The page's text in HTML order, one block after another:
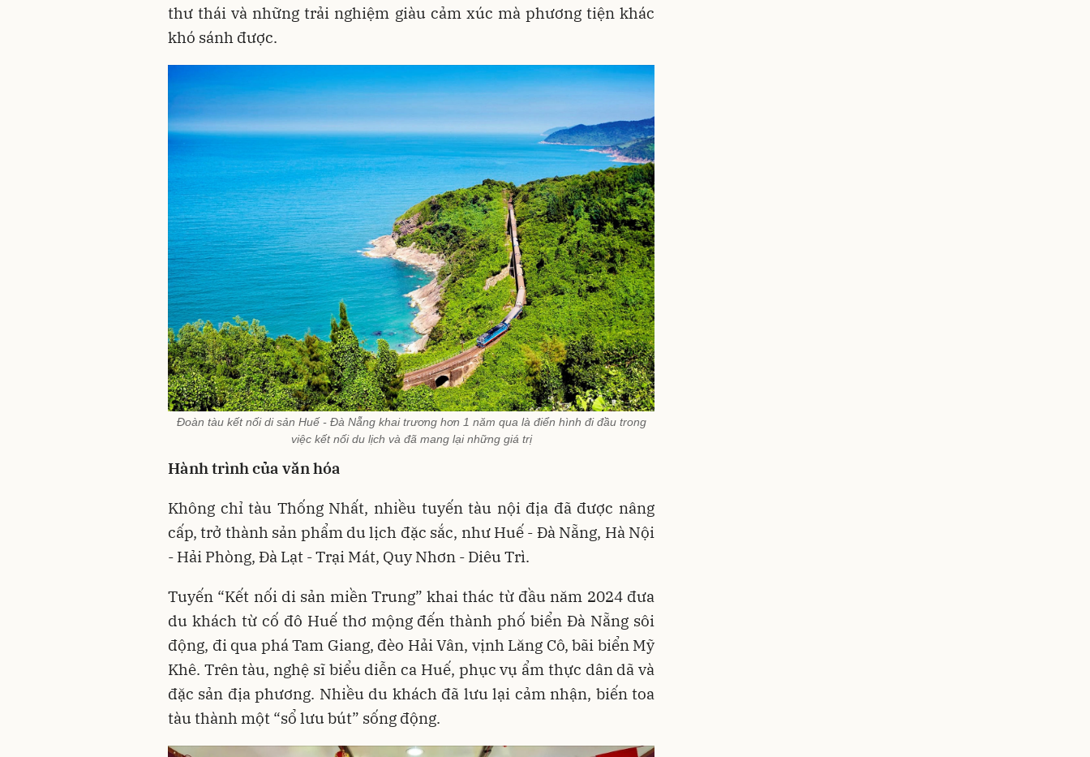
thư thái và những trải nghiệm giàu cảm xúc mà phương tiện khác
khó sánh được.
Đoàn tàu kết nối di sản Huế - Đà Nẵng khai trương hơn 1 năm qua là điển hình đi đầu trong
việc kết nối du lịch và đã mang lại những giá trị
Hành trình của văn hóa
Không chỉ tàu Thống Nhất, nhiều tuyến tàu nội địa đã được nâng
cấp, trở thành sản phẩm du lịch đặc sắc, như Huế - Đà Nẵng, Hà Nội
- Hải Phòng, Đà Lạt - Trại Mát, Quy Nhơn - Diêu Trì.
Tuyến “Kết nối di sản miền Trung” khai thác từ đầu năm 2024 đưa
du khách từ cố đô Huế thơ mộng đến thành phố biển Đà Nẵng sôi
động, đi qua phá Tam Giang, đèo Hải Vân, vịnh Lăng Cô, bãi biển Mỹ
Khê. Trên tàu, nghệ sĩ biểu diễn ca Huế, phục vụ ẩm thực dân dã và
đặc sản địa phương. Nhiều du khách đã lưu lại cảm nhận, biến toa
tàu thành một “sổ lưu bút” sống động.